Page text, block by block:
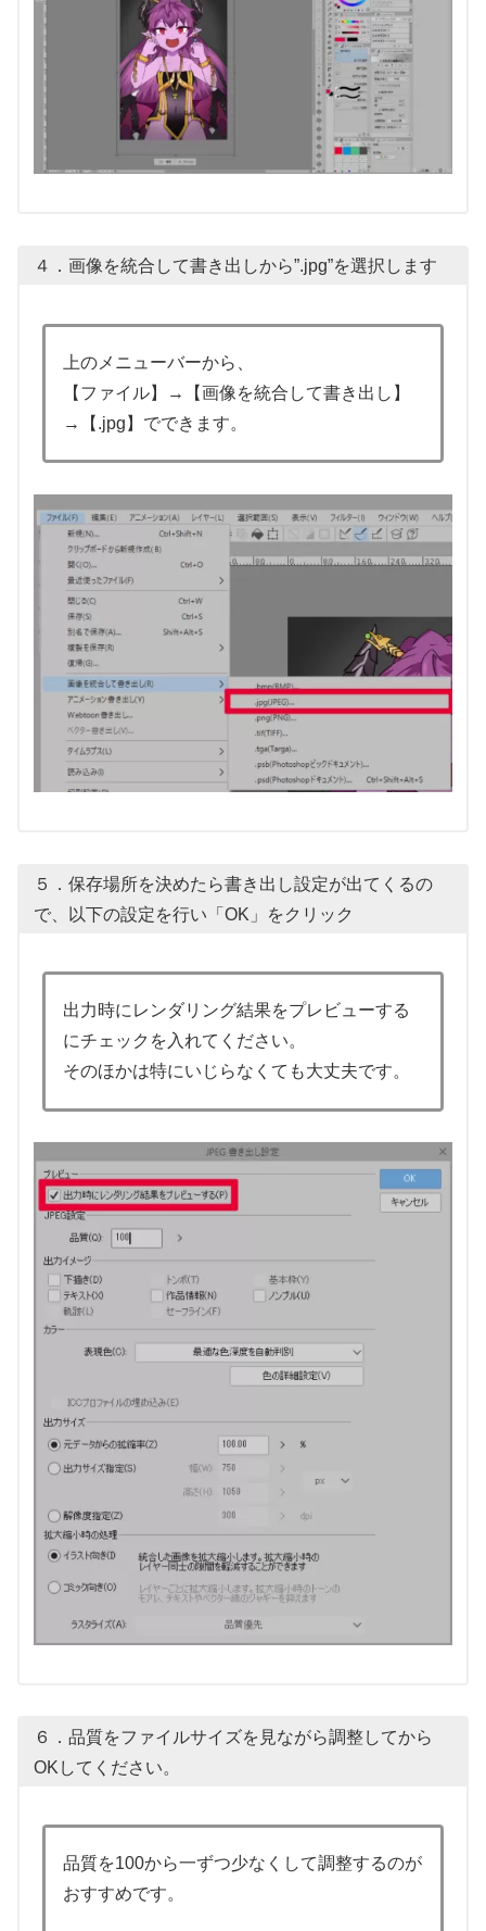
４．画像を統合して書き出しから”.jpg”を選択します
上のメニューバーから、
【ファイル】→【画像を統合して書き出し】
→【.jpg】でできます。
５．保存場所を決めたら書き出し設定が出てくるの
で、以下の設定を行い「OK」をクリック
出力時にレンダリング結果をプレビューする
にチェックを入れてください。
そのほかは特にいじらなくても大丈夫です。
６．品質をファイルサイズを見ながら調整してから
OKしてください。
品質を100から一ずつ少なくして調整するのが
おすすめです。